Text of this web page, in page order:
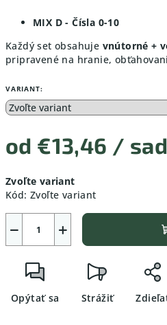
MIX D - Čísla 0-10
Každý set obsahuje vnútorné +
pripravené na hranie,
VARIANT:
od €13,46 /
cena:
Zvoľte variant
Kód: Zvoľte variant
+
−
Opýtať sa Strážiť